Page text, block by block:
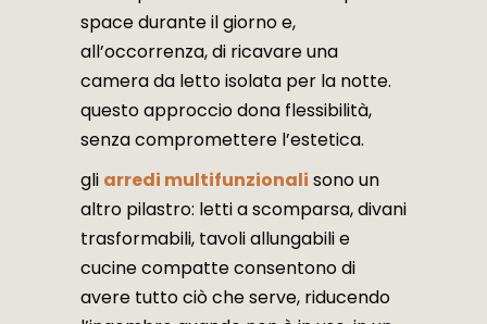
space durante il giorno e,
all’occorrenza, di ricavare una
camera da letto isolata per la notte.
questo approccio dona flessibilità,
senza compromettere l’estetica.
gli arredi multifunzionali sono un
altro pilastro: letti a scomparsa, divani
trasformabili, tavoli allungabili e
cucine compatte consentono di
avere tutto ciò che serve, riducendo